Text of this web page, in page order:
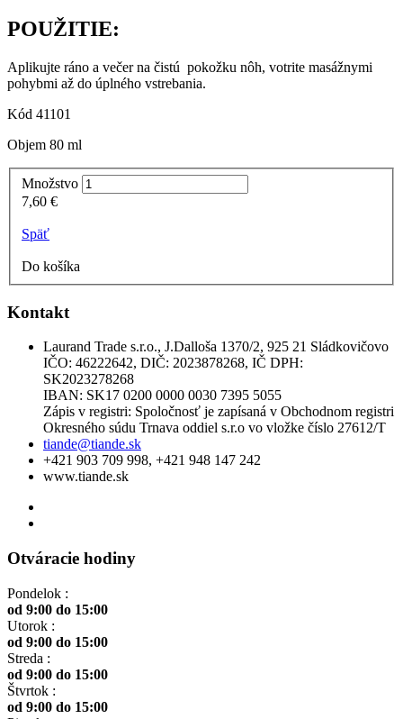
POUŽITIE:
Aplikujte ráno a večer na čistú pokožku nôh, votrite masážnymi
pohybmi až do úplného vstrebania.
Kód 41101
Objem 80 ml
Množstvo
7,60 €
Späť
Do košíka
Kontakt
Laurand Trade s.r.o., J.Dalloša 1370/2, 925 21 Sládkovičovo
IČO: 46222642, DIČ: 2023878268, IČ DPH:
SK2023278268
IBAN: SK17 0200 0000 0030 7395 5055
Zápis v registri: Spoločnosť je zapísaná v Obchodnom registri
Okresného súdu Trnava oddiel s.r.o vo vložke číslo 27612/T
tiande@tiande.sk
+421 903 709 998, +421 948 147 242
www.tiande.sk
Otváracie hodiny
Pondelok :
od 9:00 do 15:00
Utorok :
od 9:00 do 15:00
Streda :
od 9:00 do 15:00
Štvrtok :
od 9:00 do 15:00